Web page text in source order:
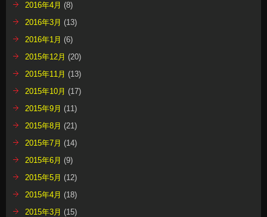
2016年4月 (8)
2016年3月 (13)
2016年1月 (6)
2015年12月 (20)
2015年11月 (13)
2015年10月 (17)
2015年9月 (11)
2015年8月 (21)
2015年7月 (14)
2015年6月 (9)
2015年5月 (12)
2015年4月 (18)
2015年3月 (15)